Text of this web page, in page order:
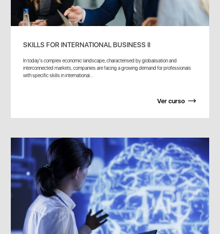
SKILLS FOR INTERNATIONAL BUSINESS II
In today's complex economic landscape, characterised by globalisation and
interconnected markets, companies are facing a growing demand for professionals
with specific skills in international...
Ver curso